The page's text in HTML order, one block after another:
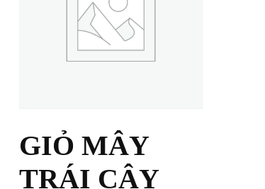
GIỎ MÂY
TRÁI CÂY